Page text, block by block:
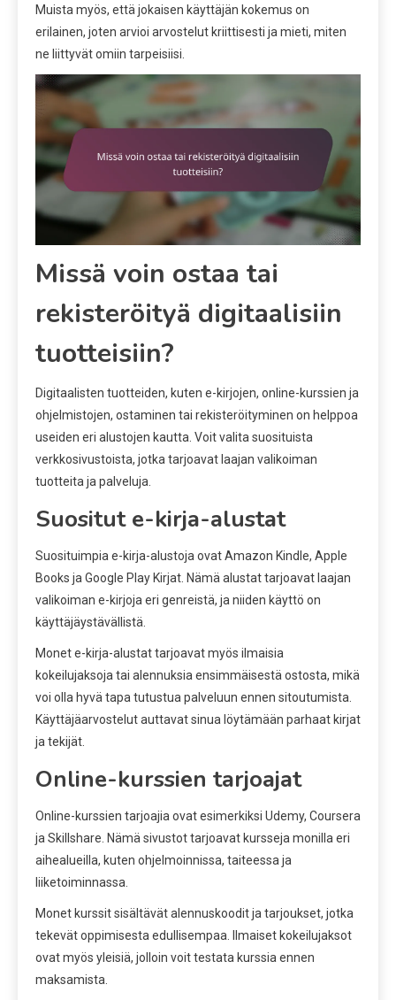
Muista myös, että jokaisen käyttäjän kokemus on
erilainen, joten arvioi arvostelut kriittisesti ja mieti, miten
ne liittyvät omiin tarpeisiisi.
Missä voin ostaa tai
rekisteröityä digitaalisiin
tuotteisiin?
Digitaalisten tuotteiden, kuten e-kirjojen, online-kurssien ja
ohjelmistojen, ostaminen tai rekisteröityminen on helppoa
useiden eri alustojen kautta. Voit valita suosituista
verkkosivustoista, jotka tarjoavat laajan valikoiman
tuotteita ja palveluja.
Suositut e-kirja-alustat
Suosituimpia e-kirja-alustoja ovat Amazon Kindle, Apple
Books ja Google Play Kirjat. Nämä alustat tarjoavat laajan
valikoiman e-kirjoja eri genreistä, ja niiden käyttö on
käyttäjäystävällistä.
Monet e-kirja-alustat tarjoavat myös ilmaisia
kokeilujaksoja tai alennuksia ensimmäisestä ostosta, mikä
voi olla hyvä tapa tutustua palveluun ennen sitoutumista.
Käyttäjäarvostelut auttavat sinua löytämään parhaat kirjat
ja tekijät.
Online-kurssien tarjoajat
Online-kurssien tarjoajia ovat esimerkiksi Udemy, Coursera
ja Skillshare. Nämä sivustot tarjoavat kursseja monilla eri
aihealueilla, kuten ohjelmoinnissa, taiteessa ja
liiketoiminnassa.
Monet kurssit sisältävät alennuskoodit ja tarjoukset, jotka
tekevät oppimisesta edullisempaa. Ilmaiset kokeilujaksot
ovat myös yleisiä, jolloin voit testata kurssia ennen
maksamista.